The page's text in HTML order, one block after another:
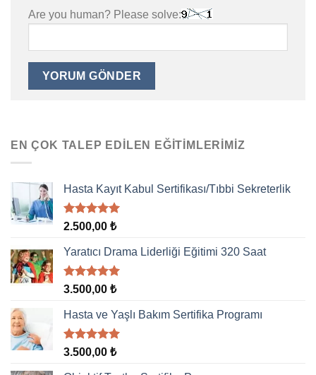
Are you human? Please solve:
EN ÇOK TALEP EDILEN EĞITIMLERIMIZ
Hasta Kayıt Kabul Sertifikası/Tıbbi Sekreterlik
5 üzerinden
aldı
2.500,00 ₺
Yaratıcı Drama Liderliği Eğitimi 320 Saat
5 üzerinden
aldı
3.500,00 ₺
Hasta ve Yaşlı Bakım Sertifika Programı
5 üzerinden
aldı
3.500,00 ₺